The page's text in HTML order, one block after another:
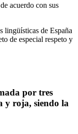
acuerdo con sus
lingüísticas de España
de especial respeto y
por tres
y roja, siendo la